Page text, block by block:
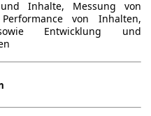
Inhalte, Messung von
von Inhalten,
Entwicklung und